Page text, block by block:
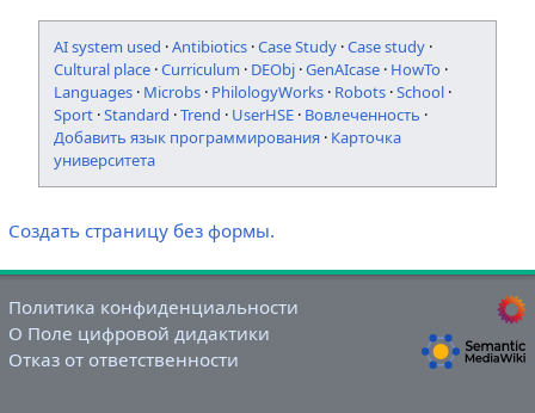
AI system used ·Antibiotics ·Case Study ·Case study ·
Cultural place ·Curriculum · DEObj ·GenAIcase · HowTo ·
Languages · Microbs · PhilologyWorks · Robots ·School ·
Sport ·Standard ·Trend · UserHSE · Вовлеченность ·
Добавить язык программирования · Карточка
университета
Создать страницу без формы.
Политика конфиденциальности
О Поле цифровой дидактики
Отказ от ответственности